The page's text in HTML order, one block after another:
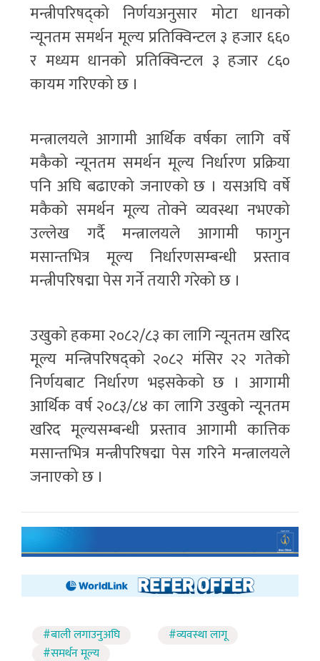
मन्त्रीपरिषद्को निर्णयअनुसार मोटा धानको
न्यूनतम समर्थन मूल्य प्रतिक्विन्टल ३ हजार ६६०
र मध्यम धानको प्रतिक्विन्टल ३ हजार ८६०
कायम गरिएको छ ।
मन्त्रालयले आगामी आर्थिक वर्षका लागि वर्षे
मकैको न्यूनतम समर्थन मूल्य निर्धारण प्रक्रिया
पनि अघि बढाएको जनाएको छ । यसअघि वर्षे
मकैको समर्थन मूल्य तोक्ने व्यवस्था नभएको
उल्लेख गर्दै मन्त्रालयले आगामी फागुन
मसान्तभित्र मूल्य निर्धारणसम्बन्धी प्रस्ताव
मन्त्रीपरिषद्मा पेस गर्ने तयारी गरेको छ ।
उखुको हकमा २०८२/८३ का लागि न्यूनतम खरिद
मूल्य मन्त्रिपरिषद्को २०८२ मंसिर २२ गतेको
निर्णयबाट निर्धारण भइसकेको छ । आगामी
आर्थिक वर्ष २०८३/८४ का लागि उखुको न्यूनतम
खरिद मूल्यसम्बन्धी प्रस्ताव आगामी कात्तिक
मसान्तभित्र मन्त्रीपरिषद्मा पेस गरिने मन्त्रालयले
जनाएको छ ।
#बाली लगाउनुअघि
#व्यवस्था लागू
#समर्थन मूल्य